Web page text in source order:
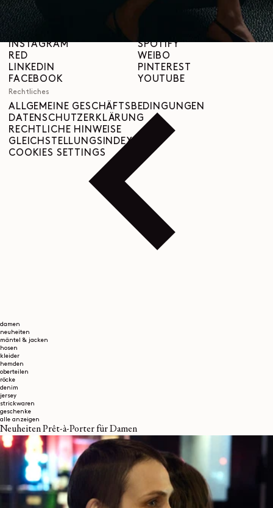
damen
neuheiten
mäntel & jacken
hosen
kleider
hemden
oberteilen
röcke
denim
jersey
strickwaren
geschenke
alle anzeigen
Neuheiten Prêt-à-Porter für Damen
WIDERRUFSRECHT
RÜCKVERFOLGBARKEIT
INSTAGRAM
RED
LINKEDIN
FACEBOOK
SPOTIFY
WEIBO
PINTEREST
YOUTUBE
Rechtliches
ALLGEMEINE GESCHÄFTSBEDINGUNGEN
DATENSCHUTZERKLÄRUNG
RECHTLICHE HINWEISE
GLEICHSTELLUNGSINDEX
COOKIES SETTINGS